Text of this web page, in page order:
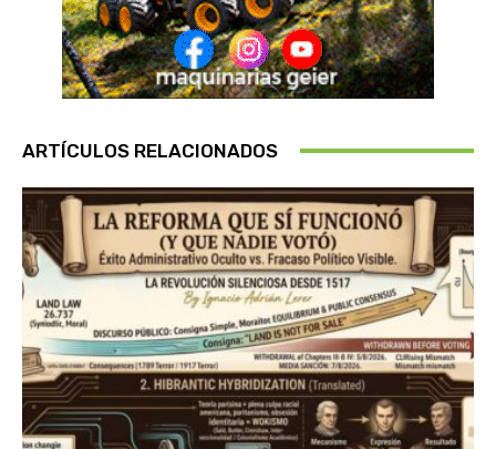
ARTÍCULOS RELACIONADOS